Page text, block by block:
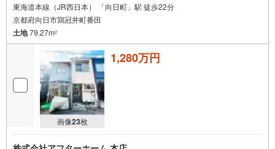
東海道本線（JR西日本） 「向日町」駅 徒歩22分
京都府向日市鶏冠井町番田
土地79.27m2
画像23枚
1,280万円